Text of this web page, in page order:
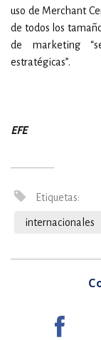
uso de Merchant
de todos los
de marketing
estratégicas”.
EFE
Etiquetas:
internacionales